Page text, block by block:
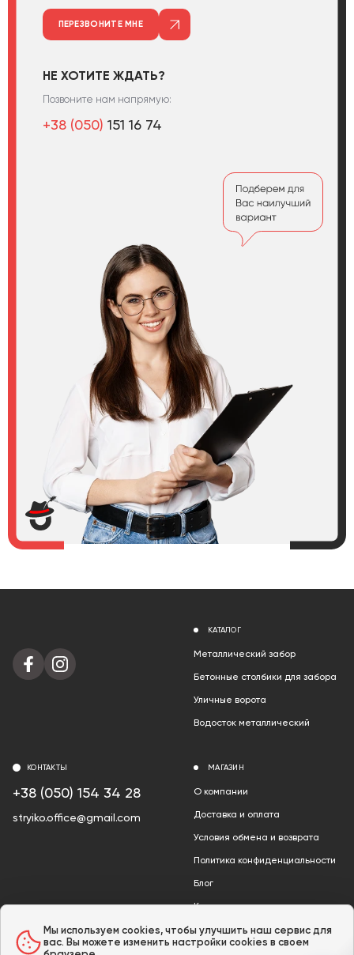
ПЕРЕЗВОНИТЕ МНЕ
НЕ ХОТИТЕ ЖДАТЬ?
Позвоните нам напрямую:
+38 (050) 151 16 74
КАТАЛОГ
Металлический забор
Бетонные столбики для забора
Уличные ворота
Водосток металлический
МАГАЗИН
О компании
Доставка и оплата
Условия обмена и возврата
Политика конфиденциальности
Блог
Контакты
Акции
КОНТАКТЫ
+38 (050) 154 34 28
stryiko.office@gmail.com
Мы используем cookies, чтобы улучшить наш сервис для
вас. Вы можете изменить настройки cookies в своем